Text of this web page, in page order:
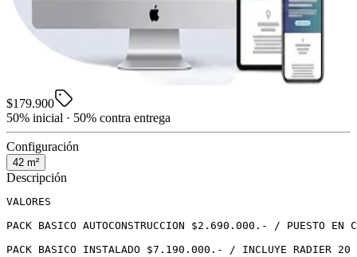
$179.900
50% inicial · 50% contra entrega
Configuración
42 m²
Descripción
VALORES
PACK BASICO AUTOCONSTRUCCION $2.690.000.- / PUESTO
PACK BASICO INSTALADO $7.190.000.- / INCLUYE RADIER 20